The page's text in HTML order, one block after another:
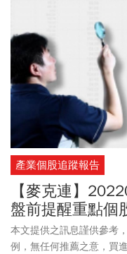
產業個股追蹤報告
【麥克連】
盤前提醒重點個
本文提供之訊息謹供參考
例，無任何推薦之意，買